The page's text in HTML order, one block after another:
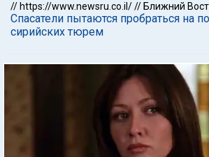
// https://www.newsru.co.il/// Ближний
Спасатели пытаются пробраться на
сирийских тюрем